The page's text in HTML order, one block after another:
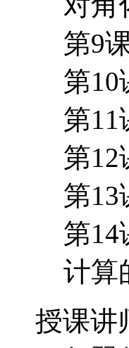
第12
第13
第14
计算
授课讲
何翠
师，
据
证题